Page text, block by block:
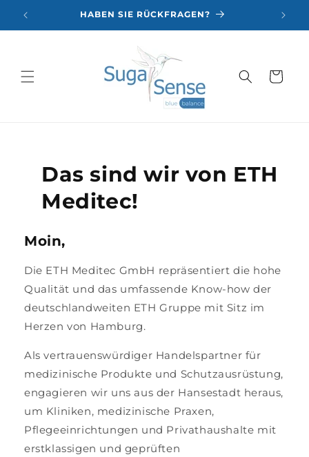
zum
Inhalt
HABEN SIE RÜCKFRAGEN?
Warenkorb
Das sind wir von ETH
Meditec!
Moin,
Die ETH Meditec GmbH repräsentiert die hohe
Qualität und das umfassende Know-how der
deutschlandweiten ETH Gruppe mit Sitz im
Herzen von Hamburg.
Als vertrauenswürdiger Handelspartner für
medizinische Produkte und Schutzausrüstung,
engagieren wir uns aus der Hansestadt heraus,
um Kliniken, medizinische Praxen,
Pflegeeinrichtungen und Privathaushalte mit
erstklassigen und geprüften